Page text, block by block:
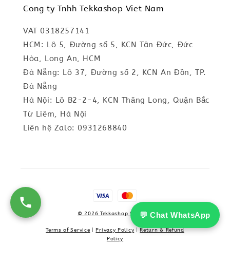
💬 Chat WhatsApp
Cong ty Tnhh Tekkashop Viet Nam
VAT 0318257141
HCM: Lô 5, Đường số 5, KCN Tân Đức, Đức
Hòa, Long An, HCM
Đà Nẵng: Lô 37, Đường số 2, KCN An Đồn, TP.
Đà Nẵng
Hà Nội: Lô B2-2-4, KCN Thăng Long, Quận Bắc
Từ Liêm, Hà Nội
Liên hệ Zalo: 0931268840
© 2026 Tekkashop Vietnam
Terms of Service Privacy Policy |Return & Refund
Policy